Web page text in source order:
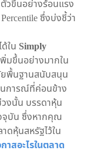
วขึ้นอย่างร้อนแรง
ซึ่งบ่งชี้ว่า
ใน Simply
มขึ้นอย่างมากใน
พื้นฐานสนับสนุน
นการณ์ที่ค่อนข้าง
งนั้น บรรดาหุ้น
จุบัน ซึ่งหากคุณ
ดหุ้นสหรัฐไว้ใน
สอะไรในตลาด